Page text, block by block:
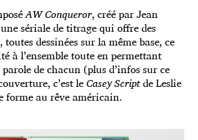
AW Conqueror, créé par Jean
sériale de titrage qui offre des
dessinées sur la même base, ce
à l’ensemble toute en permettant
de chacun (plus d’infos sur ce
c’est leCasey Scriptde Leslie
forme au rêve américain.